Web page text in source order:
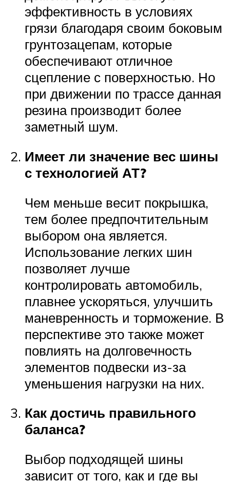
эффективность в условиях
грязи благодаря своим боковым
грунтозацепам, которые
обеспечивают отличное
сцепление с поверхностью. Но
при движении по трассе данная
резина производит более
заметный шум.
Имеет ли значение вес шины
с технологией АТ?
Чем меньше весит покрышка,
тем более предпочтительным
выбором она является.
Использование легких шин
позволяет лучше
контролировать автомобиль,
плавнее ускоряться, улучшить
маневренность и торможение. В
перспективе это также может
повлиять на долговечность
элементов подвески из-за
уменьшения нагрузки на них.
Как достичь правильного
баланса?
Выбор подходящей шины
зависит от того, как и где вы